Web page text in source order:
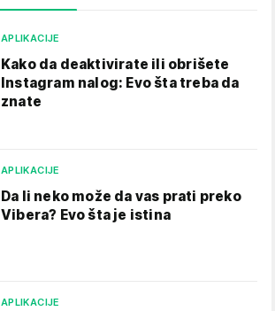
APLIKACIJE
Kako da deaktivirate ili obrišete
Instagram nalog: Evo šta treba da
znate
APLIKACIJE
Da li neko može da vas prati preko
Vibera? Evo šta je istina
APLIKACIJE